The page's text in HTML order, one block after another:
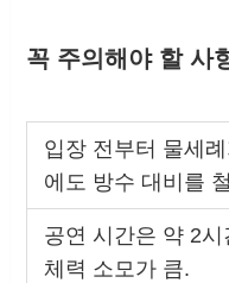
꼭 주의해야 할 사
입장 전부터 물세
에도 방수 대비를
공연 시간은 약 2
체력 소모가 큼.